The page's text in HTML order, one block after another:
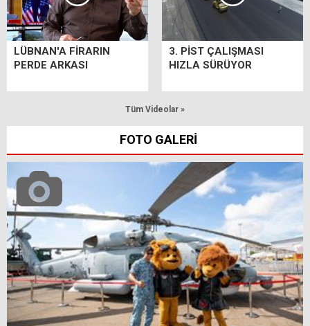
LÜBNAN'A FİRARIN
PERDE ARKASI
3. PİST ÇALIŞMASI
HIZLA SÜRÜYOR
Tüm Videolar »
FOTO GALERİ